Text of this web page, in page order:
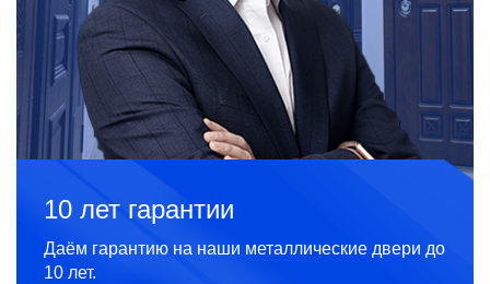
10 лет гарантии
Даём гарантию на наши металлические двери до
10 лет.